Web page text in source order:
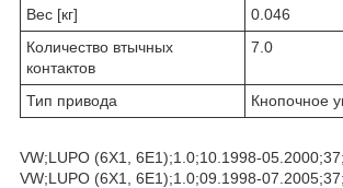
Вес [кг]
0.046
Количество втычных
контактов
7.0
Тип привода Кнопочное
VW;LUPO (6X1, 6E1);1.0;10.1998-
VW;LUPO (6X1, 6E1);1.0;09.1998-